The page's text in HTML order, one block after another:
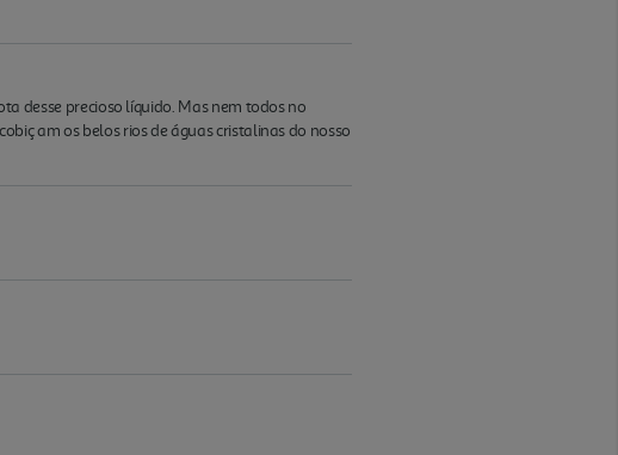
desse precioso líquido. Mas nem todos no
am os belos rios de águas cristalinas do nosso